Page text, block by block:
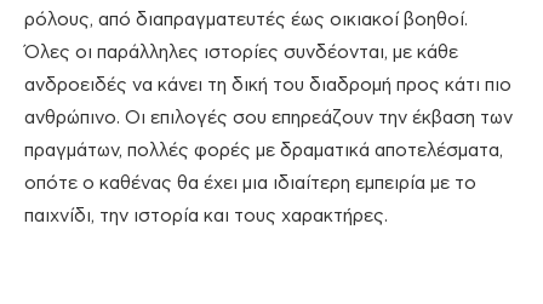
ρόλους, από διαπραγματευτές έως οικιακοί βοηθοί.
Όλες οι παράλληλες ιστορίες συνδέονται, με κάθε
ανδροειδές να κάνει τη δική του διαδρομή προς κάτι πιο
ανθρώπινο. Οι επιλογές σου επηρεάζουν την έκβαση των
πραγμάτων, πολλές φορές με δραματικά αποτελέσματα,
οπότε ο καθένας θα έχει μια ιδιαίτερη εμπειρία με το
παιχνίδι, την ιστορία και τους χαρακτήρες.